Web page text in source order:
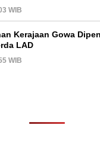
WIB
Kerajaan Gowa
LAD
WIB